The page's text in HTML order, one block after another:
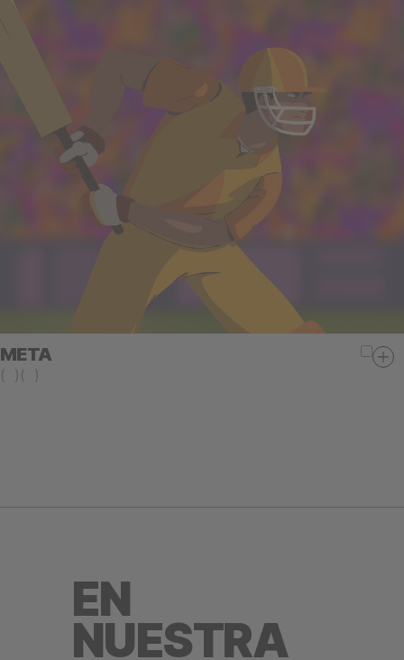
META
( ) ( )
EN
NUESTRA